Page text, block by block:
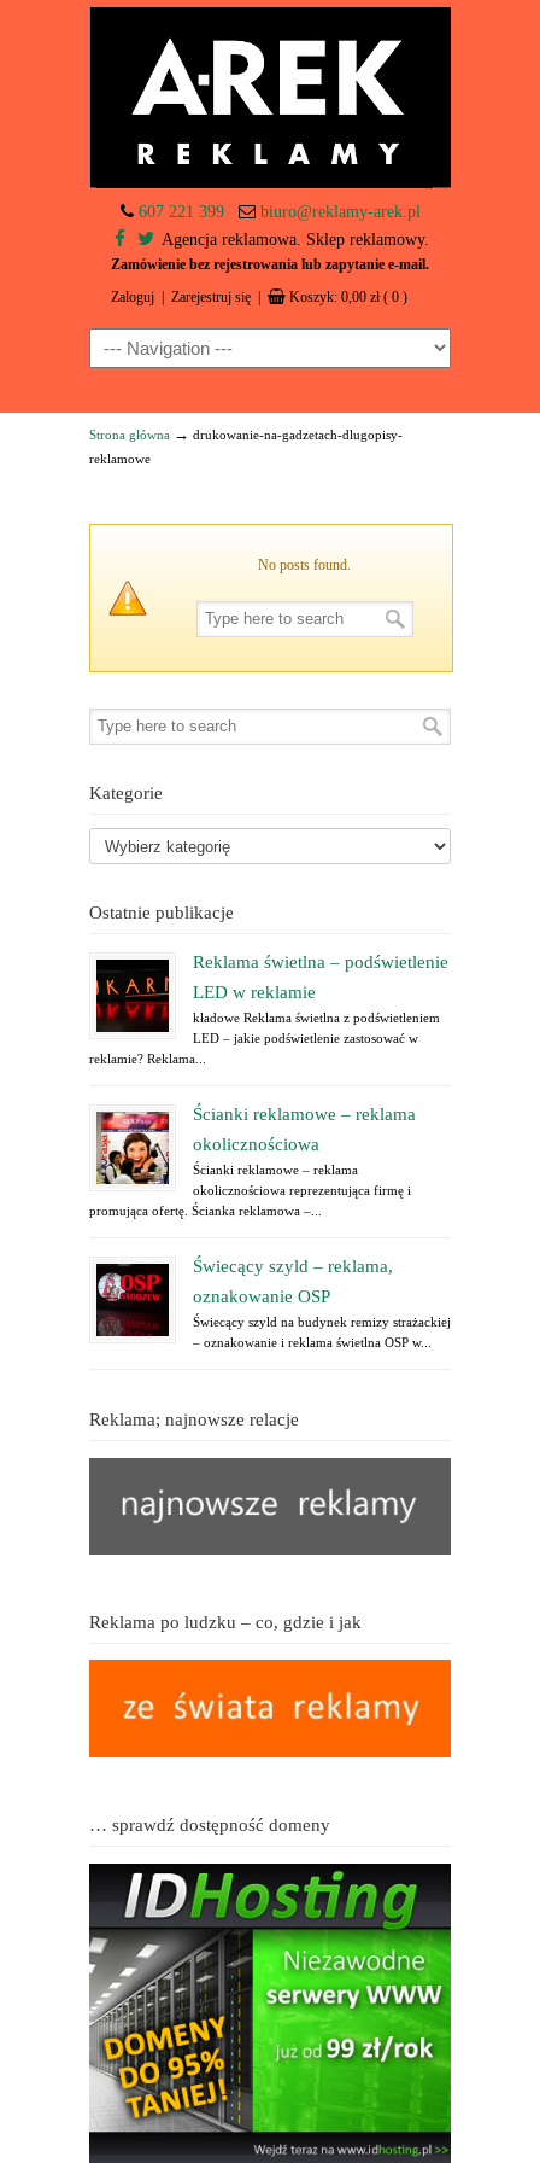
607 221 399
biuro@reklamy-arek.pl
Agencja reklamowa. Sklep reklamowy.
Zamówienie bez rejestrowania lub zapytanie e-mail.
Zaloguj Zarejestruj się Koszyk: 0,00 zł ( 0 )
Navigation
Strona główna → drukowanie-na-gadzetach-dlugopisy-
reklamowe
No posts found.
Kategorie
Ostatnie publikacje
Reklama świetlna – podświetlenie
LED w reklamie
kładowe Reklama świetlna z podświetleniem
LED – jakie podświetlenie zastosować w
reklamie? Reklama...
Ścianki reklamowe – reklama
okolicznościowa
Ścianki reklamowe – reklama
okolicznościowa reprezentująca firmę i
promująca ofertę. Ścianka reklamowa –...
Świecący szyld – reklama,
oznakowanie OSP
Świecący szyld na budynek remizy strażackiej
– oznakowanie i reklama świetlna OSP w...
Reklama; najnowsze relacje
Reklama po ludzku – co, gdzie i jak
… sprawdź dostępność domeny